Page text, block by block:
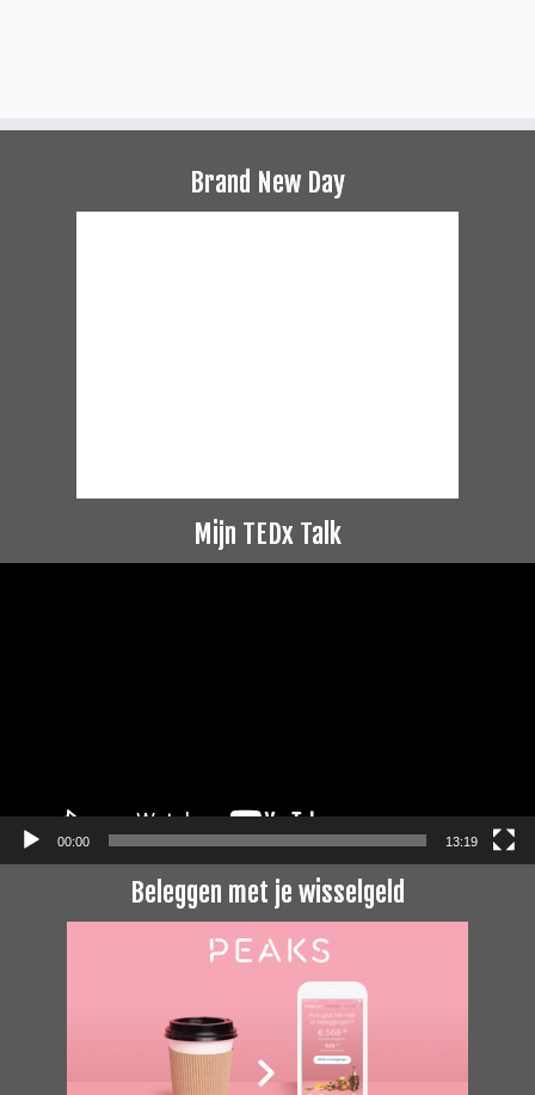
Brand New Day
Mijn TEDx Talk
00:00 13:19
Beleggen met je wisselgeld